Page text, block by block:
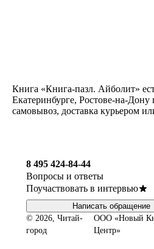
Книга «Книга-пазл. Айболит»
Екатеринбурге, Ростове-на-
самовывоз, доставка курьером
8 495 424-84-44
Вопросы и ответы
Поучаствовать в интервью
Написать обращение
© 2026, Читай-
город
ООО «Новый
Центр»